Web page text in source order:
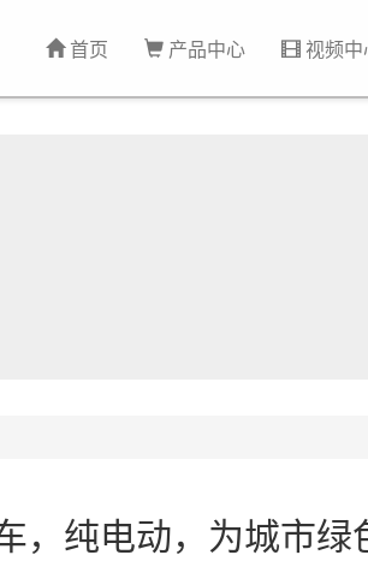
首页 产品中心 视频
，纯电动，为城市绿